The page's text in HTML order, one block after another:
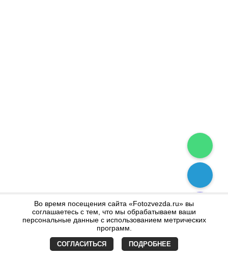
Во время посещения сайта «Fotozvezda.ru» вы
соглашаетесь с тем, что мы обрабатываем ваши
персональные данные с использованием метрических
программ.
СОГЛАСИТЬСЯ ПОДРОБНЕЕ